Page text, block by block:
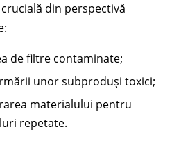
din perspectivă
de filtre contaminate;
unor subproduși toxici;
materialului pentru
repetate.